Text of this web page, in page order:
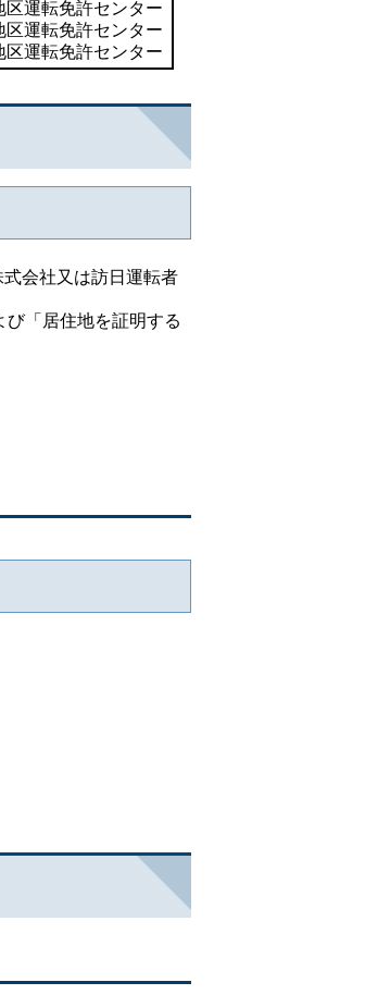
区運転免許センター
区運転免許センター
区運転免許センター
式会社又は訪日運転者
「居住地を証明する